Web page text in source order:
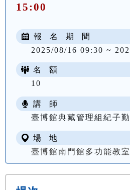
15:00
報 名 期 間
2025/08/16 09:30 ~
名 額
10
講 師
臺博館典藏管理組紀子
場 地
臺博館南門館多功能教